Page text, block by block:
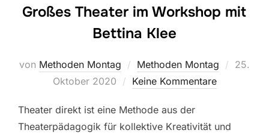
Großes Theater im Workshop mit
Bettina Klee
von Methoden Montag Methoden Montag
25.
Oktober 2020
Keine Kommentare
Theater direkt ist eine Methode aus der
Theaterpädagogik für kollektive Kreativität und